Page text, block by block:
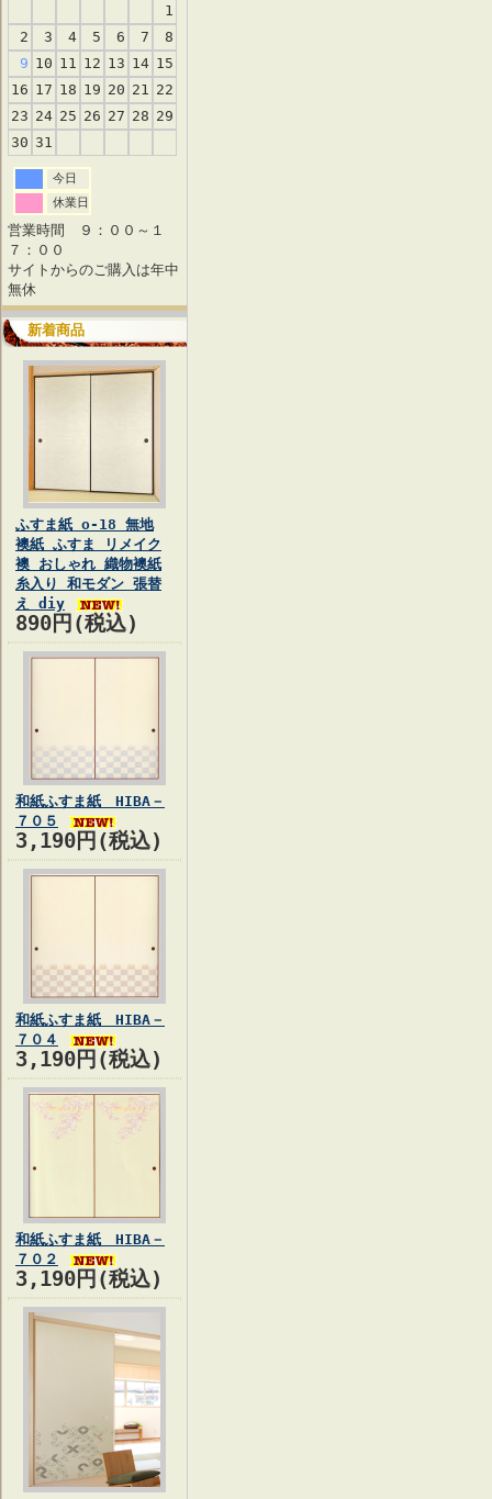
1
2
3 4 5 6 7
8
9 10 11 12 13 14 15
16 17 18 19 20 21 22
23 24 25 26 27 28 29
30 31
今日
休業日
営業時間 ９：００～１
７：００
サイトからのご購入は年中
無休
新着商品
ふすま紙 o-18 無地
襖紙 ふすま リメイク
襖 おしゃれ 織物襖紙
糸入り 和モダン 張替
え diy
890円(税込)
和紙ふすま紙 HIBA－
７０５
3,190円(税込)
和紙ふすま紙 HIBA－
７０４
3,190円(税込)
和紙ふすま紙 HIBA－
７０２
3,190円(税込)